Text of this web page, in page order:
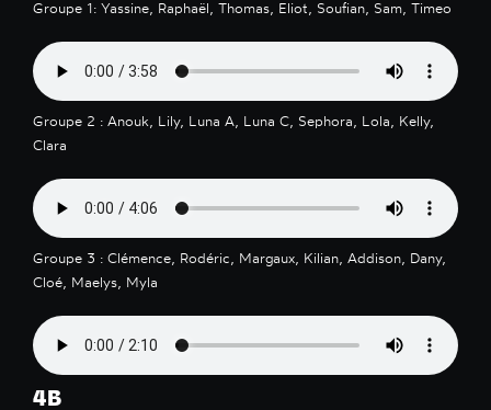
Groupe 1: Yassine, Raphaël, Thomas, Eliot, Soufian, Sam, Timeo
Groupe 2 : Anouk, Lily, Luna A, Luna C, Sephora, Lola, Kelly,
Clara
Groupe 3 : Clémence, Rodéric, Margaux, Kilian, Addison, Dany,
Cloé, Maelys, Myla
4B